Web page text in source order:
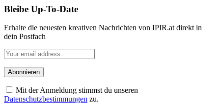
Bleibe Up-To-Date
Erhalte die neuesten kreativen Nachrichten von IPIR.at direkt in
dein Postfach
Mit der Anmeldung stimmst du unseren
Datenschutzbestimmungen zu.